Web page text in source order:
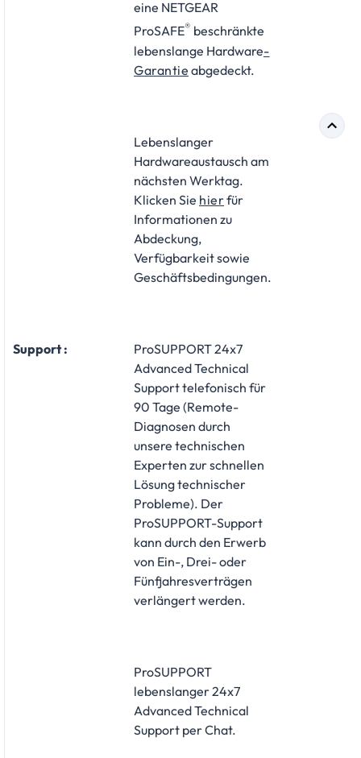
eine NETGEAR
ProSAFE® beschränkte
lebenslange Hardware-
Garantie abgedeckt.
Lebenslanger
Hardwareaustausch am
nächsten Werktag.
Klicken Sie hierfür
Informationen zu
Abdeckung,
Verfügbarkeit sowie
Geschäftsbedingungen.
Support :
ProSUPPORT 24x7
Advanced Technical
Support telefonisch für
90 Tage (Remote-
Diagnosen durch
unsere technischen
Experten zur schnellen
Lösung technischer
Probleme). Der
ProSUPPORT-Support
kann durch den Erwerb
von Ein-, Drei- oder
Fünfjahresverträgen
verlängert werden.
ProSUPPORT
lebenslanger 24x7
Advanced Technical
Support per Chat.